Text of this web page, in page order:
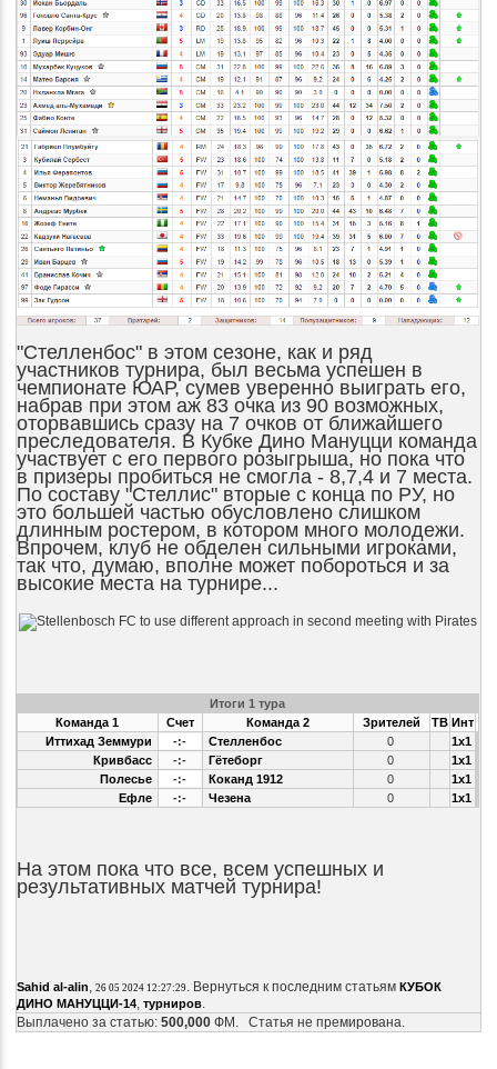
"Стелленбос" в этом сезоне, как и ряд
участников турнира, был весьма успешен в
чемпионате ЮАР, сумев уверенно выиграть его,
набрав при этом аж 83 очка из 90 возможных,
оторвавшись сразу на 7 очков от ближайшего
преследователя. В Кубке Дино Мануцци команда
участвует с его первого розыгрыша, но пока что
в призеры пробиться не смогла - 8,7,4 и 7 места.
По составу "Стеллис" вторые с конца по РУ, но
это большей частью обусловлено слишком
длинным ростером, в котором много молодежи.
Впрочем, клуб не обделен сильными игроками,
так что, думаю, вполне может побороться и за
высокие места на турнире...
Итоги 1 тура
Команда 1
Счет Команда 2 Зрителей ТВ Инт
Иттихад Земмури
-:- Стелленбос 0
1x1
Кривбасс
-:- Гётеборг 0
1x1
Полесье
-:- Коканд 1912 0
1x1
Ефле
-:- Чезена 0 1x1
На этом пока что все, всем успешных и
результативных матчей турнира!
Sahid al-alin, 26 05 2024 12:27:29. Вернуться к последним статьям КУБОК
ДИНО МАНУЦЦИ-14, турниров.
Выплачено за статью: 500,000ФМ. Статья не премирована.